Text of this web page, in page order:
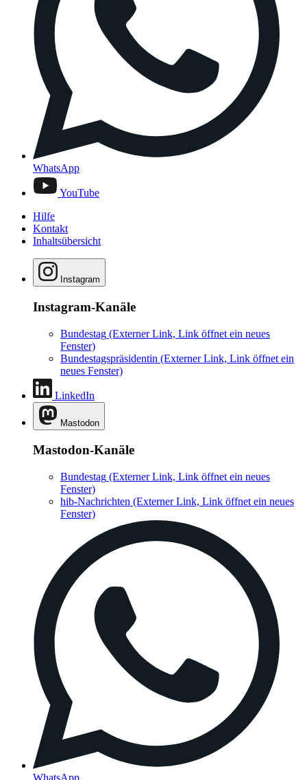
WhatsApp
YouTube
Hilfe
Kontakt
Inhaltsübersicht
Instagram
Instagram-Kanäle
Bundestag (Externer Link, Link öffnet ein neues
Fenster)
Bundestagspräsidentin (Externer Link, Link öffnet ein
neues Fenster)
LinkedIn
Mastodon
Mastodon-Kanäle
Bundestag (Externer Link, Link öffnet ein neues
Fenster)
hib-Nachrichten (Externer Link, Link öffnet ein neues
Fenster)